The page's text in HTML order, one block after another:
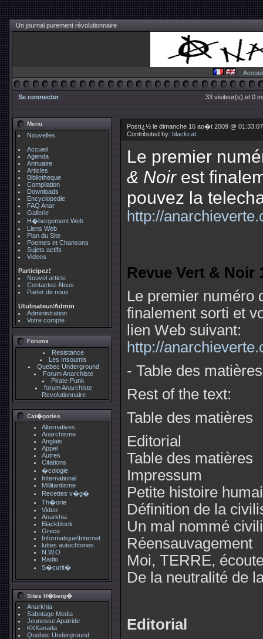
Un journal purement révolutionnaire
Accueil
Se connecter 33 visiteur(s) et 0
Menu
Nouvelles
Accueil
Agenda
Annuaire
Articles
Bibliotheque
Compilation
Downloads
Encyclopedie
FAQ Anar
Gallerie
H�bergement Web
Liens Web
Plan du Site
Poemes et Chansons
Sujets actifs
Videos
Participez!
Nouvel article
Contactez-Nous
Parler de nous
Utulisateur/Admin
Administration
Votre compte
Forums
Resistance
Les Insoumis
Quebec Underground
Forum Anarchiste
Pirate-Punk
forum Anarchiste
Revolutionnaire
Cat�gories
Alternatives
Anarchisme
Anglais
Appel
Autres
Citations
�cologie
International
Millitantisme
Recettes v�g�
Th�orie
Video
Anarkhia
Blackblock
Grece
Informatique\Internet
luttes autochtones
N.W.O
Radio
S�curit�
Sites H�berg�
Anarkhia
Sabotage Media
Jeunesse Apatride
KKKanada
Quebec Underground
Postï¿½ le dimanche 16 ao�t 2009 @
Contributed by: blackcat
Le premier
& Noirest
pouvez la
http://
Revue Vert & Noir
Le premier numéro
finalement sorti et
lien Web suivant:
http://
- Table des
Rest of the text:
Table des matières
Editorial
Table des matières
Impressum
Petite histoire
Définition de la
Un mal nommé
Réensauvagement
Moi, TERRE,
De la neutralité de
Editorial